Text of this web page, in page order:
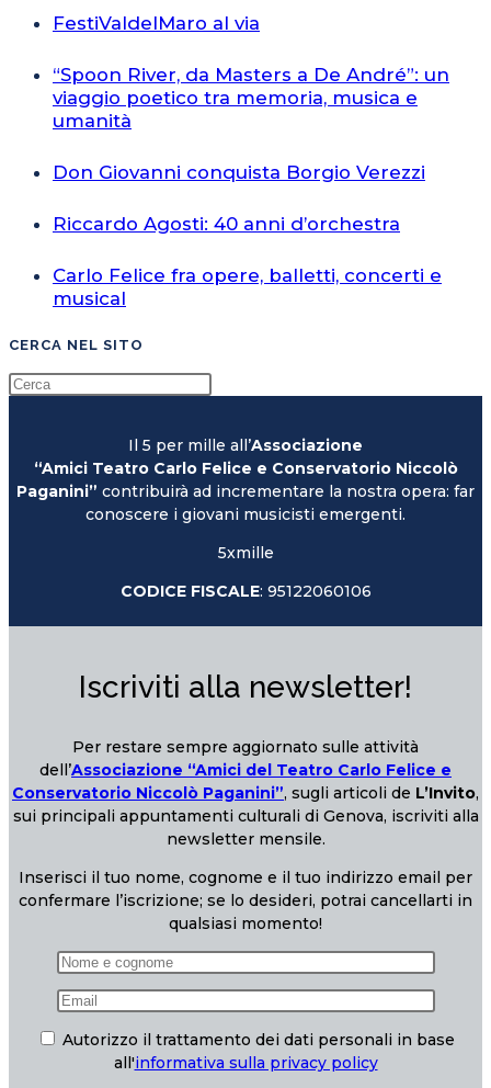
FestiValdelMaro al via
“Spoon River, da Masters a De André”: un
viaggio poetico tra memoria, musica e
umanità
Don Giovanni conquista Borgio Verezzi
Riccardo Agosti: 40 anni d’orchestra
Carlo Felice fra opere, balletti, concerti e
musical
CERCA NEL SITO
Il 5 per mille all’Associazione
“Amici Teatro Carlo Felice e Conservatorio Niccolò
Paganini” contribuirà ad incrementare la nostra opera: far
conoscere i giovani musicisti emergenti.
5xmille
CODICE FISCALE: 95122060106
Iscriviti alla newsletter!
Per restare sempre aggiornato sulle attività
dell’Associazione “Amici del Teatro Carlo Felice e
Conservatorio Niccolò Paganini”, sugli articoli de L’Invito,
sui principali appuntamenti culturali di Genova, iscriviti alla
newsletter mensile.
Inserisci il tuo nome, cognome e il tuo indirizzo email per
confermare l’iscrizione; se lo desideri, potrai cancellarti in
qualsiasi momento!
Autorizzo il trattamento dei dati personali in base
all'informativa sulla privacy policy